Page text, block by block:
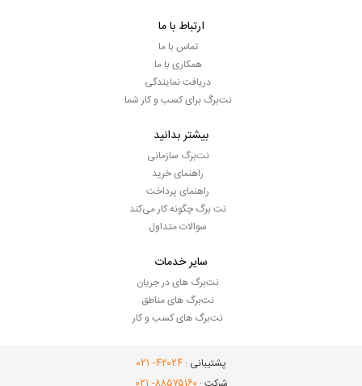
ارتباط با ما
تماس با ما
همکاری با ما
دریافت نمایندگی
نت‌برگ برای کسب و کار شما
بیشتر بدانید
نت‌برگ سازمانی
راهنمای خرید
راهنمای پرداخت
نت برگ چگونه کار می‌کند
سوالات متداول
سایر خدمات
نت‌برگ های در جریان
نت‌برگ های مناطق
نت‌برگ های کسب و کار
پشتیبانی : ۴۲۰۲۴- ۰۲۱